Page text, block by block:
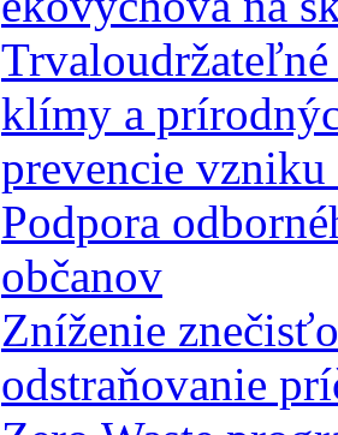
klímy a
prevencie vzniku
Podpora
občanov
Zníženie
odstraňovanie